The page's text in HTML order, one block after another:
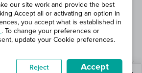
our site work and provide the best
Accept all or activating an option in
you accept what is established in
. To change your preferences or
update your Cookie preferences.
Reject
Accept